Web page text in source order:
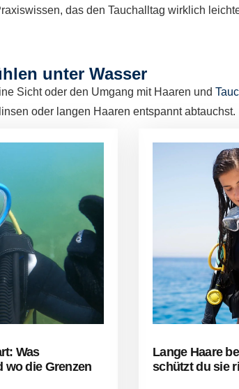
das den Tauchalltag wirklich
unter Wasser
Sicht oder den Umgang mit Haaren und
oder langen Haaren entspannt abtauchst.
Was
die Grenzen
Lange Haare
schützt du sie